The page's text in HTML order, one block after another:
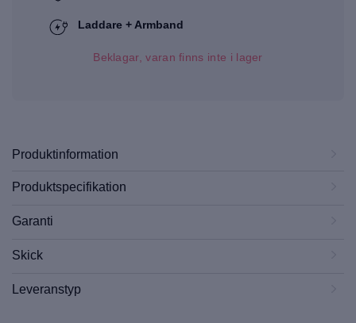
Laddare + Armband
Beklagar, varan finns inte i lager
Produktinformation
Produktspecifikation
Garanti
Skick
Leveranstyp